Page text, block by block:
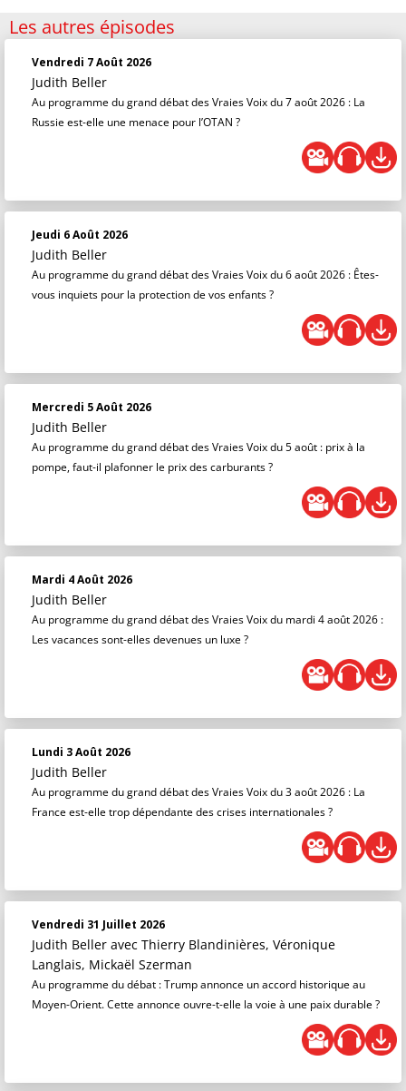
Les autres épisodes
Vendredi 7 Août 2026
Judith Beller
Au programme du grand débat des Vraies Voix du 7 août 2026 : La
Russie est-elle une menace pour l’OTAN ?
Jeudi 6 Août 2026
Judith Beller
Au programme du grand débat des Vraies Voix du 6 août 2026 : Êtes-
vous inquiets pour la protection de vos enfants ?
Mercredi 5 Août 2026
Judith Beller
Au programme du grand débat des Vraies Voix du 5 août : prix à la
pompe, faut-il plafonner le prix des carburants ?
Mardi 4 Août 2026
Judith Beller
Au programme du grand débat des Vraies Voix du mardi 4 août 2026 :
Les vacances sont-elles devenues un luxe ?
Lundi 3 Août 2026
Judith Beller
Au programme du grand débat des Vraies Voix du 3 août 2026 : La
France est-elle trop dépendante des crises internationales ?
Vendredi 31 Juillet 2026
Judith Beller avec Thierry Blandinières, Véronique
Langlais, Mickaël Szerman
Au programme du débat : Trump annonce un accord historique au
Moyen-Orient. Cette annonce ouvre-t-elle la voie à une paix durable ?